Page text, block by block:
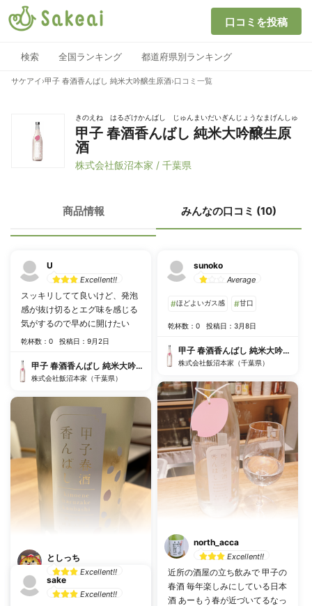
口コミを投稿
検索 全国ランキング 都道府県別ランキング
サケアイ ›甲子 春酒香んばし 純米大吟醸生原酒›口コミ一覧
きのえね はるざけかんばし じゅんまいだいぎんじょうなまげんしゅ
甲子 春酒香んばし 純米大吟醸生原
酒
株式会社飯沼本家 / 千葉県
商品情報 みんなの口コミ (10)
U
Excellent!!
スッキリしてて良いけど、発泡
感が抜け切るとエグ味を感じる
気がするので早めに開けたい
乾杯数：0 投稿日：9月2日
甲子 春酒香んばし 純米大吟醸生原酒
株式会社飯沼本家（千葉県）
sunoko
Average
#ほどよいガス感 #甘口
乾杯数：0 投稿日：3月8日
甲子 春酒香んばし 純米大吟醸生原酒
株式会社飯沼本家（千葉県）
north_acca
Excellent!!
近所の酒屋の立ち飲みで 甲子の
春酒 毎年楽しみにしている日本
酒 あーもう春が近づいてるなっ
としっち
Excellent!!
#爽やか #冷酒で飲みたい
sake
Excellent!!